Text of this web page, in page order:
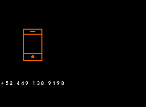
+52 449 138 9198